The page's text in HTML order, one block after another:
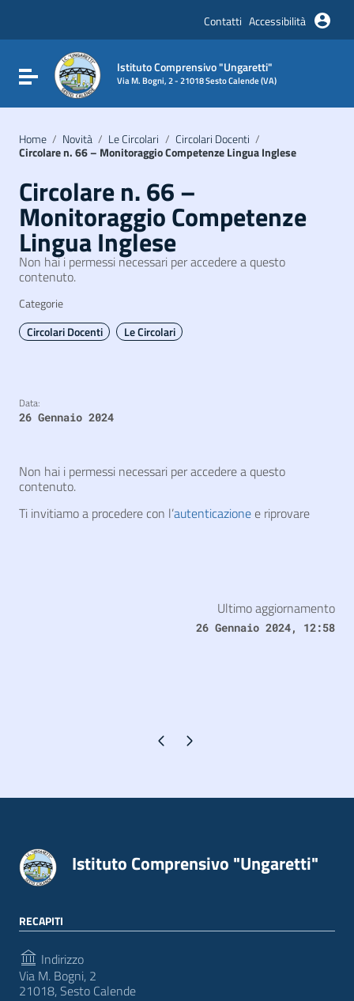
Vai al footer
Contatti Accessibilità
Attiva / disattiva la navigazione
Istituto Comprensivo "Ungaretti"
Via M. Bogni, 2 - 21018 Sesto Calende (VA)
Home / Novità / Le Circolari / Circolari Docenti /
Circolare n. 66 – Monitoraggio Competenze Lingua Inglese
Circolare n. 66 –
Monitoraggio Competenze
Lingua Inglese
Non hai i permessi necessari per accedere a questo
contenuto.
Categorie
Circolari Docenti
Le Circolari
Data:
26 Gennaio 2024
Non hai i permessi necessari per accedere a questo
contenuto.
Ti invitiamo a procedere con l’autenticazionee riprovare
Ultimo aggiornamento
26 Gennaio 2024, 12:58
Pagina precedente
Pagina successiva
Istituto Comprensivo "Ungaretti"
RECAPITI
Indirizzo
Via M. Bogni, 2
21018, Sesto Calende